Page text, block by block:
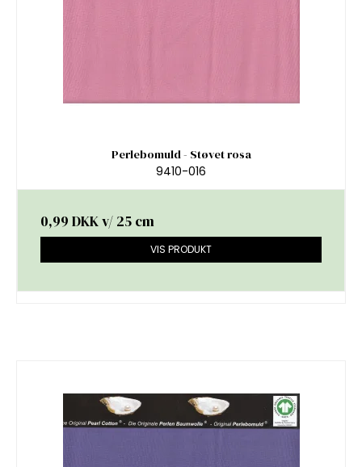
Perlebomuld - Støvet rosa
9410-016
0,99 DKKv/ 25 cm
VIS PRODUKT